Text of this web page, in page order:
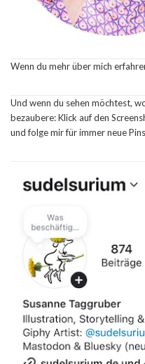
Wenn du mehr über mich
Und wenn du sehen möchtest,
bezaubere: Klick auf den
und folge mir für immer neue